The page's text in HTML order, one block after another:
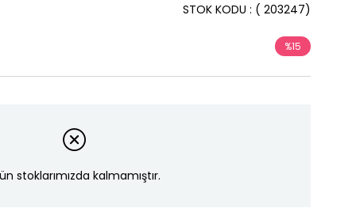
( 203247)
STOK KODU
%15
stoklarımızda kalmamıştır.